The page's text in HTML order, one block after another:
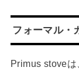
フォーマル・
Primus stove